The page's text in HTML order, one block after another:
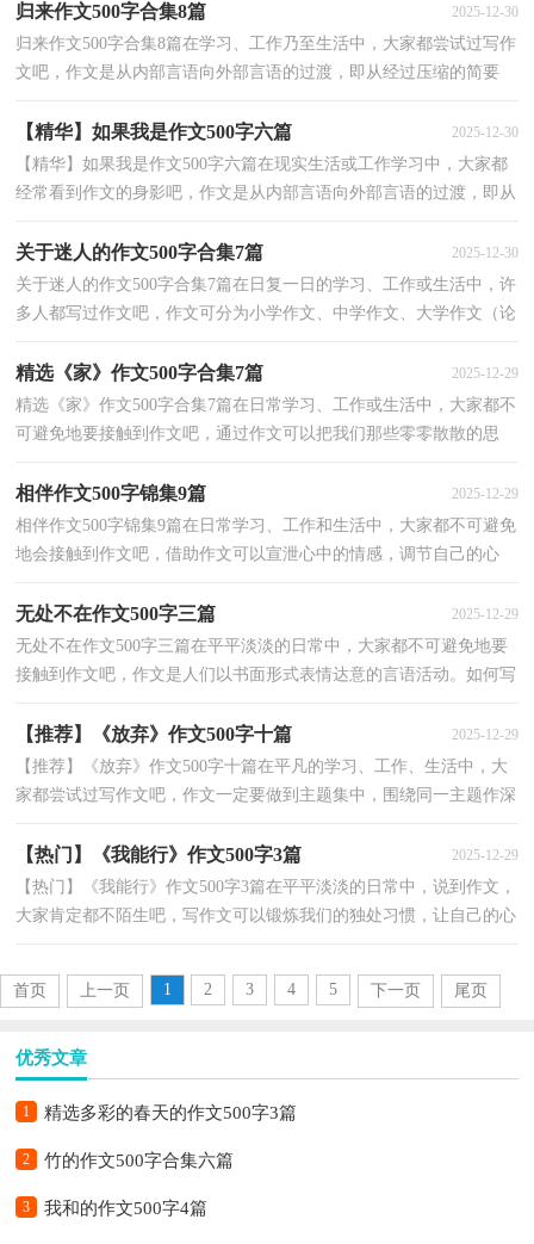
归来作文500字合集8篇 2025-12-30
归来作文500字合集8篇在学习、工作乃至生活中，大家都尝试过写作
文吧，作文是从内部言语向外部言语的过渡，即从经过压缩的简要
【精华】如果我是作文500字六篇 2025-12-30
【精华】如果我是作文500字六篇在现实生活或工作学习中，大家都
经常看到作文的身影吧，作文是从内部言语向外部言语的过渡，即从
关于迷人的作文500字合集7篇 2025-12-30
关于迷人的作文500字合集7篇在日复一日的学习、工作或生活中，许
多人都写过作文吧，作文可分为小学作文、中学作文、大学作文（论
精选《家》作文500字合集7篇 2025-12-29
精选《家》作文500字合集7篇在日常学习、工作或生活中，大家都不
可避免地要接触到作文吧，通过作文可以把我们那些零零散散的思
相伴作文500字锦集9篇 2025-12-29
相伴作文500字锦集9篇在日常学习、工作和生活中，大家都不可避免
地会接触到作文吧，借助作文可以宣泄心中的情感，调节自己的心
无处不在作文500字三篇 2025-12-29
无处不在作文500字三篇在平平淡淡的日常中，大家都不可避免地要
接触到作文吧，作文是人们以书面形式表情达意的言语活动。如何写
【推荐】《放弃》作文500字十篇 2025-12-29
【推荐】《放弃》作文500字十篇在平凡的学习、工作、生活中，大
家都尝试过写作文吧，作文一定要做到主题集中，围绕同一主题作深
【热门】《我能行》作文500字3篇 2025-12-29
【热门】《我能行》作文500字3篇在平平淡淡的日常中，说到作文，
大家肯定都不陌生吧，写作文可以锻炼我们的独处习惯，让自己的心
首页 上一页 1 2 3 4 5 下一页 尾页
优秀文章
1 精选多彩的春天的作文500字3篇
2 竹的作文500字合集六篇
3 我和的作文500字4篇